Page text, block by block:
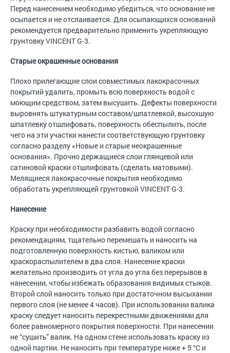
Перед нанесением необходимо убедиться, что основание не
осыпается и не отслаивается. Для осыпающихся оснований
рекомендуется предварительно применить укрепляющую
грунтовку VINCENT G-3.
Старые окрашенные основания
Плохо прилегающие слои совместимых лакокрасочных
покрытий удалить, промыть всю поверхность водой с
моющим средством, затем высушить. Дефекты поверхности
выровнять штукатурным составом/шпатлевкой, высохшую
шпатлевку отшлифовать, поверхность обеспылить, после
чего на эти участки нанести соответствующую грунтовку
согласно разделу «Новые и старые неокрашенные
основания». Прочно держащиеся слои глянцевой или
сатиновой краски отшлифовать (сделать матовыми).
Мелящиеся лакокрасочные покрытия необходимо
обработать укрепляющей грунтовкой VINCENT G-3.
Нанесение
Краску при необходимости разбавить водой согласно
рекомендациям, тщательно перемешать и наносить на
подготовленную поверхность кистью, валиком или
краскораспылителем в два слоя. Нанесение краски
желательно производить от угла до угла без перерывов в
нанесении, чтобы избежать образования видимых стыков.
Второй слой наносить только при достаточном высыхании
первого слоя (не менее 4 часов). При использовании валика
краску следует наносить перекрестными движениями для
более равномерного покрытия поверхности. При нанесении
не “сушить” валик. На одном стене использовать краску из
одной партии. Не наносить при температуре ниже + 5 °С и